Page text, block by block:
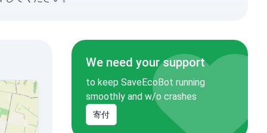
We need your support
to keep SaveEcoBot running
smoothly and w/o crashes
寄付